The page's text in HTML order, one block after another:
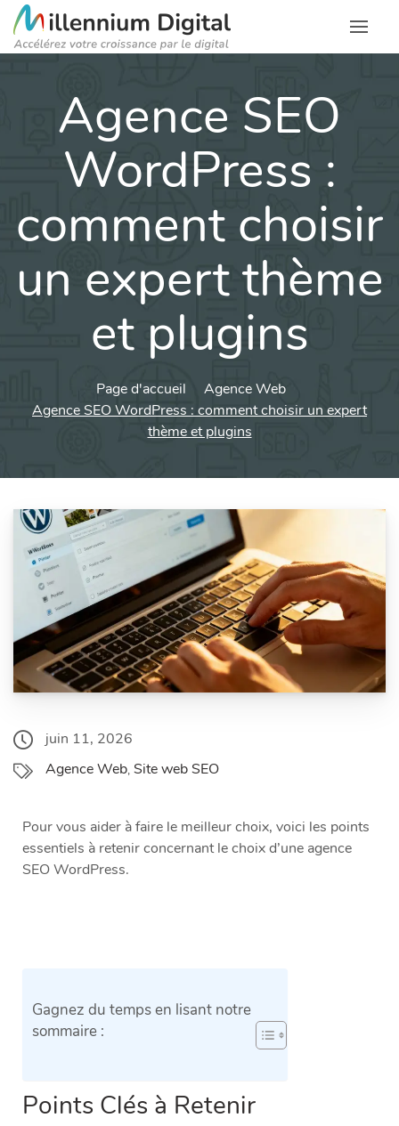
Agence SEO
WordPress :
comment choisir
un expert thème
et plugins
Page d'accueil
Agence Web
Agence SEO WordPress : comment choisir un expert
thème et plugins
juin 11, 2026
Agence Web, Site web SEO
Pour vous aider à faire le meilleur choix, voici les points
essentiels à retenir concernant le choix d’une agence
SEO WordPress.
Gagnez du temps en lisant notre
sommaire :
Points Clés à Retenir